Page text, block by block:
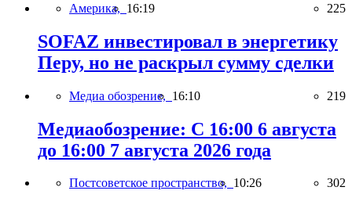
Америка, 16:19 225
SOFAZ инвестировал в энергетику
Перу, но не раскрыл сумму сделки
Медиа обозрение, 16:10 219
Медиаобозрение: С 16:00 6 августа
до 16:00 7 августа 2026 года
Постсоветское пространство, 10:26 302